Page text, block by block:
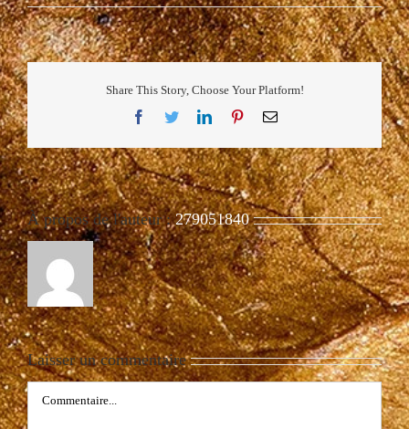
Share This Story, Choose Your Platform!
Facebook
TwitterLinkedInPinterestEmail
À propos de l'auteur :279051840
Laisser un commentaire
Commentaire